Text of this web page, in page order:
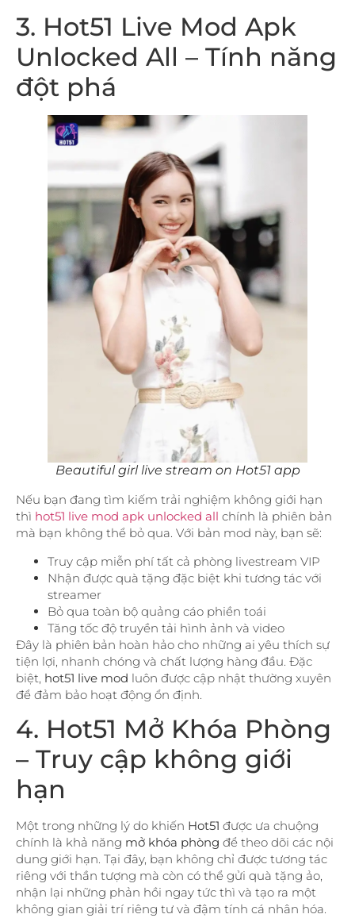
3. Hot51 Live Mod Apk
Unlocked All – Tính năng
đột phá
Beautiful girl live stream on Hot51 app
Nếu bạn đang tìm kiếm trải nghiệm không giới hạn
thì hot51 live mod apk unlocked all chính là phiên bản
mà bạn không thể bỏ qua. Với bản mod này, bạn sẽ:
Truy cập miễn phí tất cả phòng livestream VIP
Nhận được quà tặng đặc biệt khi tương tác với
streamer
Bỏ qua toàn bộ quảng cáo phiền toái
Tăng tốc độ truyền tải hình ảnh và video
Đây là phiên bản hoàn hảo cho những ai yêu thích sự
tiện lợi, nhanh chóng và chất lượng hàng đầu. Đặc
biệt, hot51 live mod luôn được cập nhật thường xuyên
để đảm bảo hoạt động ổn định.
4. Hot51 Mở Khóa Phòng
– Truy cập không giới
hạn
Một trong những lý do khiến Hot51 được ưa chuộng
chính là khả năng mở khóa phòng để theo dõi các nội
dung giới hạn. Tại đây, bạn không chỉ được tương tác
riêng với thần tượng mà còn có thể gửi quà tặng ảo,
nhận lại những phản hồi ngay tức thì và tạo ra một
không gian giải trí riêng tư và đậm tính cá nhân hóa.